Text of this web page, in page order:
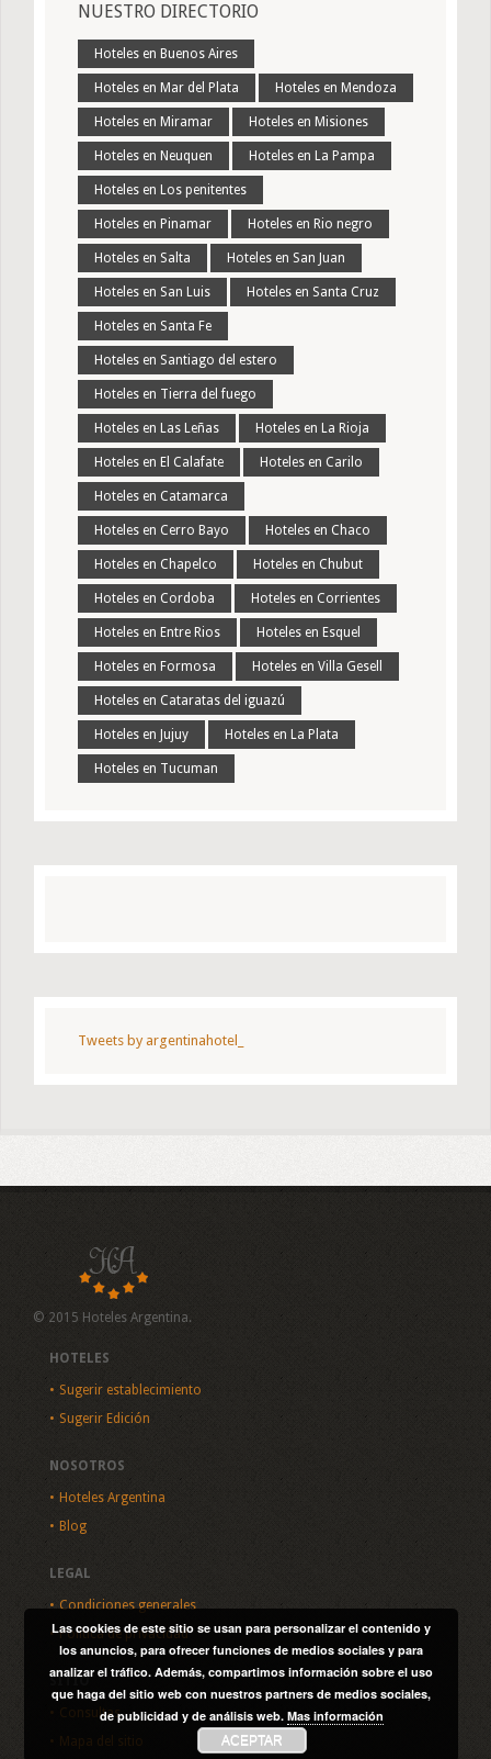
NUESTRO DIRECTORIO
Hoteles en Buenos Aires
Hoteles en Mar del Plata Hoteles en Mendoza
Hoteles en Miramar Hoteles en Misiones
Hoteles en Neuquen Hoteles en La Pampa
Hoteles en Los penitentes
Hoteles en Pinamar Hoteles en Rio negro
Hoteles en Salta Hoteles en San Juan
Hoteles en San Luis Hoteles en Santa Cruz
Hoteles en Santa Fe
Hoteles en Santiago del estero
Hoteles en Tierra del fuego
Hoteles en Las Leñas Hoteles en La Rioja
Hoteles en El Calafate Hoteles en Carilo
Hoteles en Catamarca
Hoteles en Cerro Bayo Hoteles en Chaco
Hoteles en Chapelco Hoteles en Chubut
Hoteles en Cordoba Hoteles en Corrientes
Hoteles en Entre Rios Hoteles en Esquel
Hoteles en Formosa Hoteles en Villa Gesell
Hoteles en Cataratas del iguazú
Hoteles en Jujuy Hoteles en La Plata
Hoteles en Tucuman
Tweets by argentinahotel_
© 2015 Hoteles Argentina.
HOTELES
Sugerir establecimiento
Sugerir Edición
NOSOTROS
Hoteles Argentina
Blog
LEGAL
Condiciones generales
Política de privacidad
SITIO
Consultas
Mapa del sitio
Las cookies de este sitio se usan para personalizar el contenido y
los anuncios, para ofrecer funciones de medios sociales y para
analizar el tráfico. Además, compartimos información sobre el uso
que haga del sitio web con nuestros partners de medios sociales,
de publicidad y de análisis web. Mas información
ACEPTAR